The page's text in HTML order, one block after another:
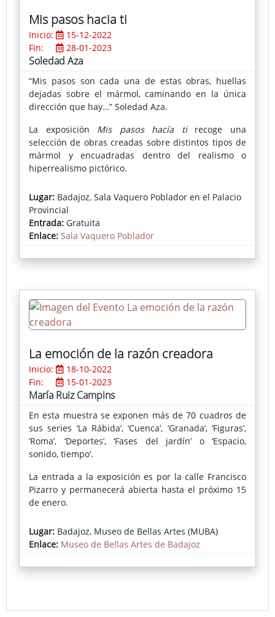
Mis pasos hacia ti
Inicio:
15-12-2022
Fin:
28-01-2023
Soledad Aza
“Mis pasos son cada una de estas obras, huellas
dejadas sobre el mármol, caminando en la única
dirección que hay…” Soledad Aza.
La exposición Mis pasos hacía tirecoge una
selección de obras creadas sobre distintos tipos de
mármol y encuadradas dentro del realismo o
hiperrealismo pictórico.
Lugar: Badajoz, Sala Vaquero Poblador en el Palacio
Provincial
Entrada: Gratuita
Enlace: Sala Vaquero Poblador
La emoción de la razón creadora
Inicio:
18-10-2022
Fin:
15-01-2023
María Ruiz Campins
En esta muestra se exponen más de 70 cuadros de
sus series ‘La Rábida’, ‘Cuenca’, ‘Granada’, ‘Figuras’,
‘Roma’, ‘Deportes’, ‘Fases del jardín’ o ‘Espacio,
sonido, tiempo’.
La entrada a la exposición es por la calle Francisco
Pizarro y permanecerá abierta hasta el próximo 15
de enero.
Lugar: Badajoz, Museo de Bellas Artes (MUBA)
Enlace: Museo de Bellas Artes de Badajoz